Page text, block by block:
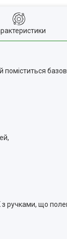
поміститься
з ручками, що